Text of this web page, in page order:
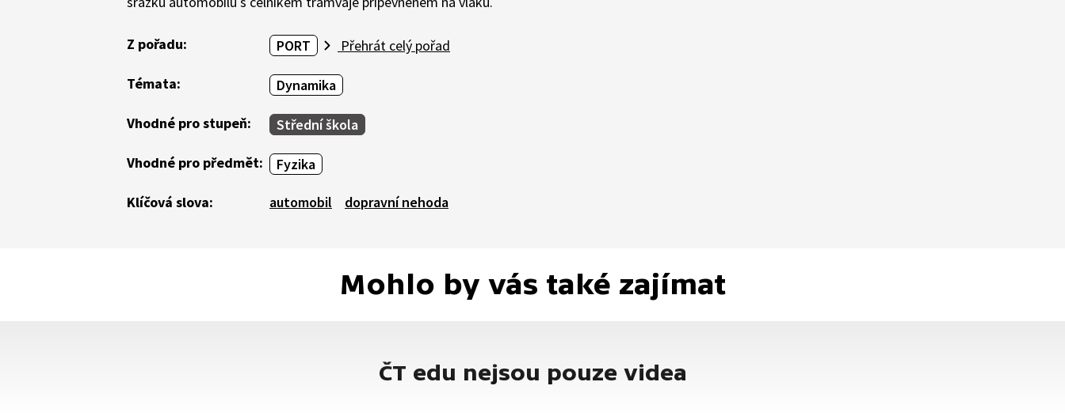
Z pořadu: PORT Přehrát celý pořad
Témata: Dynamika
Vhodné pro stupeň: Střední škola
Vhodné pro předmět: Fyzika
Klíčová slova: automobil dopravní nehoda
Mohlo by vás také zajímat
ČT edu nejsou pouze videa